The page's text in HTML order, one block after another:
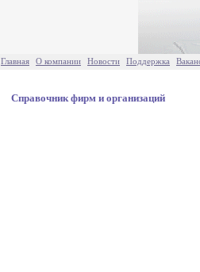
Главная О компании Новости Поддержка
Справочник фирм и организаций